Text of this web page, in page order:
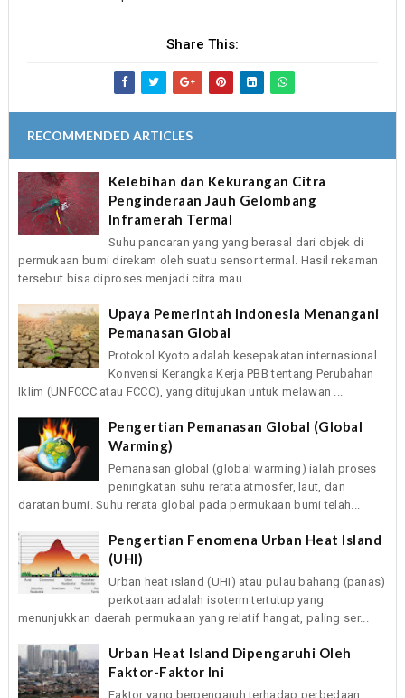
Share This:
RECOMMENDED ARTICLES
Kelebihan dan Kekurangan Citra
Penginderaan Jauh Gelombang
Inframerah Termal
Suhu pancaran yang yang berasal dari objek di
permukaan bumi direkam oleh suatu sensor termal. Hasil rekaman
tersebut bisa diproses menjadi citra mau...
Upaya Pemerintah Indonesia Menangani
Pemanasan Global
Protokol Kyoto adalah kesepakatan internasional
Konvensi Kerangka Kerja PBB tentang Perubahan
Iklim (UNFCCC atau FCCC), yang ditujukan untuk melawan ...
Pengertian Pemanasan Global (Global
Warming)
Pemanasan global (global warming) ialah proses
peningkatan suhu rerata atmosfer, laut, dan
daratan bumi. Suhu rerata global pada permukaan bumi telah...
Pengertian Fenomena Urban Heat Island
(UHI)
Urban heat island (UHI) atau pulau bahang (panas)
perkotaan adalah isoterm tertutup yang
menunjukkan daerah permukaan yang relatif hangat, paling ser...
Urban Heat Island Dipengaruhi Oleh
Faktor-Faktor Ini
Faktor yang berpengaruh terhadap perbedaan